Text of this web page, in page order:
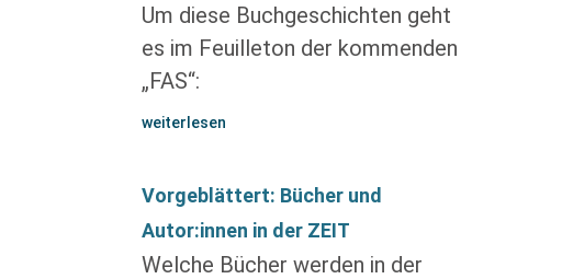
Um diese Buchgeschichten geht
es im Feuilleton der kommenden
„FAS“:
weiterlesen
Vorgeblättert: Bücher und
Autor:innen in der ZEIT
Welche Bücher werden in der